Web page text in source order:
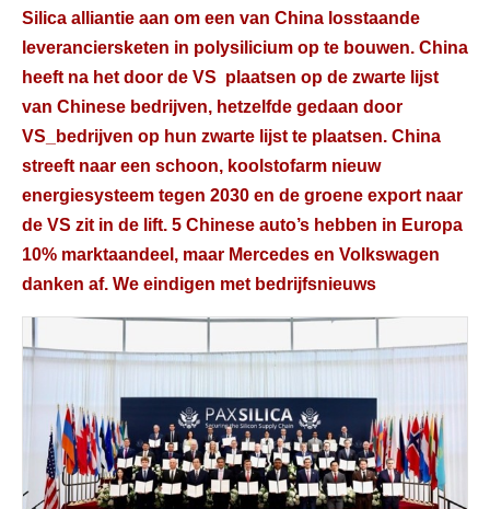
Silica alliantie aan om een van China losstaande
leveranciersketen in polysilicium op te bouwen. China
heeft na het door de VS plaatsen op de zwarte lijst
van Chinese bedrijven, hetzelfde gedaan door
VS_bedrijven op hun zwarte lijst te plaatsen. China
streeft naar een schoon, koolstofarm nieuw
energiesysteem tegen 2030 en de groene export naar
de VS zit in de lift. 5 Chinese auto’s hebben in Europa
10% marktaandeel, maar Mercedes en Volkswagen
danken af. We eindigen met bedrijfsnieuws